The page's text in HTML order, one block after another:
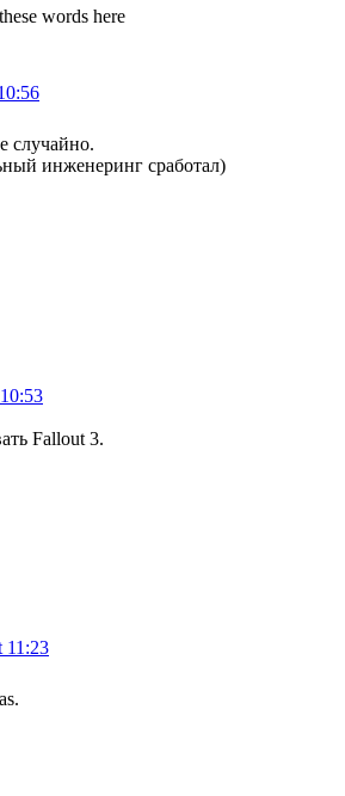
words here
случайно.
инженеринг сработал)
Fallout 3.
11:23